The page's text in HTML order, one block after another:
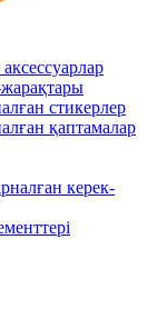
стикерлер
қаптамалар
керек-